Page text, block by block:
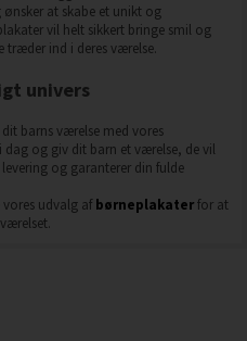
at skabe et unikt og
vil helt sikkert bringe smil og
træder ind i deres værelse.
univers
barns værelse med vores
og giv dit barn et værelse, de vil
og garanterer din fulde
udvalg af børneplakaterfor at